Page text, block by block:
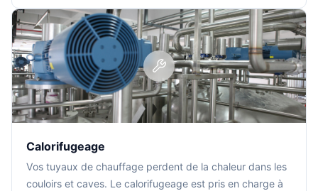
Calorifugeage
Vos tuyaux de chauffage perdent de la chaleur dans les
couloirs et caves. Le calorifugeage est pris en charge à